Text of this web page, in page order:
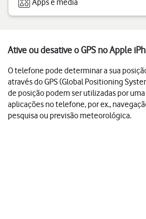
Apps e media
Ative ou desative o GPS no Apple
O telefone pode determinar a sua
através do GPS (Global Positioning
de posição podem ser utilizadas por
aplicações no telefone, por ex.,
pesquisa ou previsão meteorológica.